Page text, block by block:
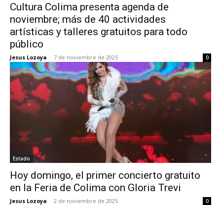
Cultura Colima presenta agenda de
noviembre; más de 40 actividades
artísticas y talleres gratuitos para todo
público
Jesus Lozoya - 7 de noviembre de 2025 0
Estado
Hoy domingo, el primer concierto gratuito
en la Feria de Colima con Gloria Trevi
Jesus Lozoya - 2 de noviembre de 2025 0